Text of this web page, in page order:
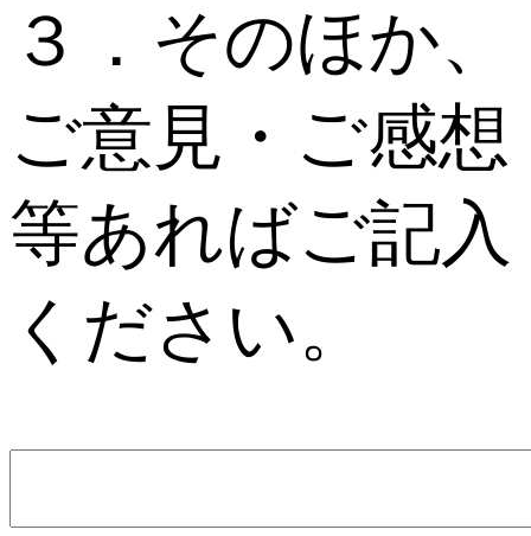
３．そのほか、
ご意見・ご感想
等あればご記入
ください。